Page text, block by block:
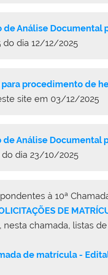
de Análise
do dia 12/12/2025
para procedimento de
site em 03/12/2025
de Análise
do dia 23/10/2025
à 10ª
DE
nesta chamada, listas
de matrícula -